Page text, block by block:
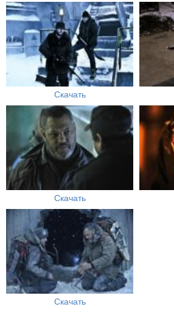
Скачать
Скачать
Скачать